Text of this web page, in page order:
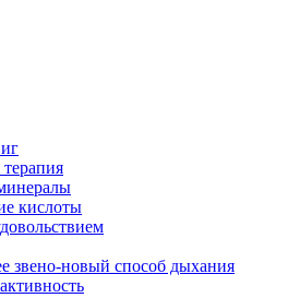
кислоты
звено-новый способ дыхания